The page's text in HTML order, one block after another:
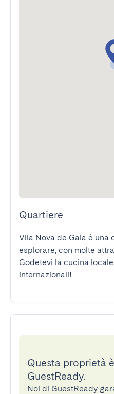
Quartiere
Vila Nova de Gaia è una
esplorare, con molte
Godetevi la cucina
internazionali!
Questa proprietà
GuestReady.
Noi di GuestReady